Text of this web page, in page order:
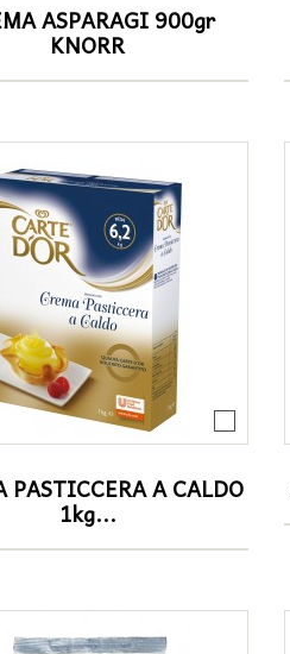
ASPARAGI 900gr
KNORR
PASTICCERA A CALDO
1kg...